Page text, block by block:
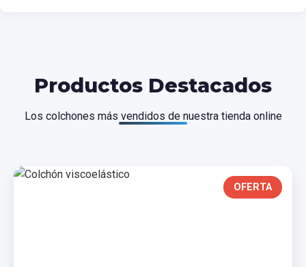
Productos Destacados
Los colchones más vendidos de nuestra tienda online
OFERTA